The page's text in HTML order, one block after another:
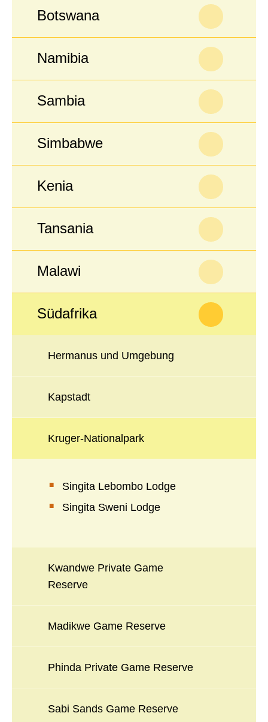
Botswana
Namibia
Sambia
Simbabwe
Kenia
Tansania
Malawi
Südafrika
Hermanus und Umgebung
Kapstadt
Kruger-Nationalpark
Singita Lebombo Lodge
Singita Sweni Lodge
Kwandwe Private Game
Reserve
Madikwe Game Reserve
Phinda Private Game Reserve
Sabi Sands Game Reserve